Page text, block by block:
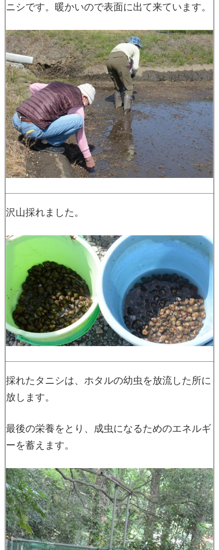
ニシです。暖かいので表面に出て来ています。
沢山採れました。
採れたタニシは、ホタルの幼虫を放流した所に
放します。
最後の栄養をとり、成虫になるためのエネルギ
ーを蓄えます。